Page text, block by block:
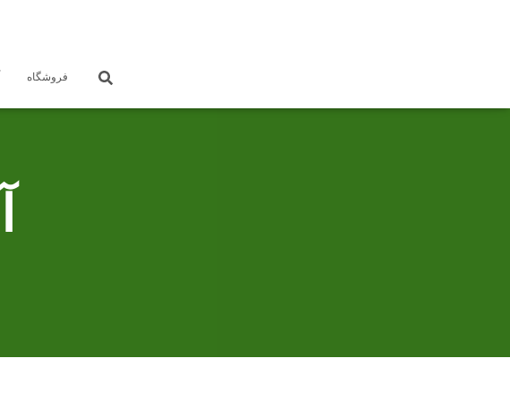
فروشگاه